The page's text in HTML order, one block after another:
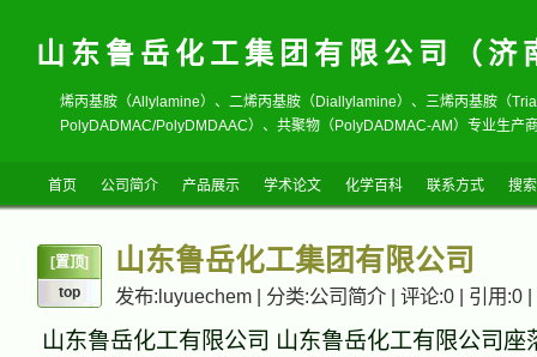
山东鲁岳化工集团有限公司（济
烯丙基胺（Allylamine）、二烯丙基胺（Diallylamine）、三烯丙基胺（
PolyDADMAC/PolyDMDAAC）、共聚物（PolyDADMAC-AM）专业生
首页 公司简介 产品展示 学术论文 化学百科 联系方式 搜索
[置顶]
top
山东鲁岳化工集团有限公司
发布:luyuechem | 分类:公司简介 | 评论:0 | 引用:0 |
山东鲁岳化工有限公司 山东鲁岳化工有限公司座